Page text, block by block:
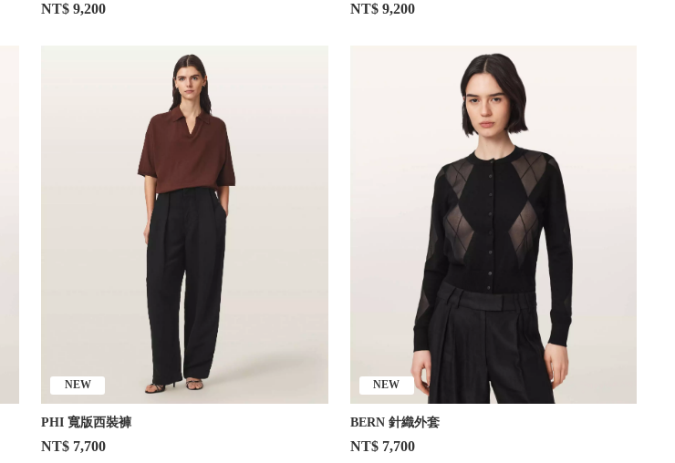
NT$ 9,200 NT$ 9,200
NEW
PHI 寬版西裝褲
NT$ 7,700
NEW
BERN 針織外套
NT$ 7,700